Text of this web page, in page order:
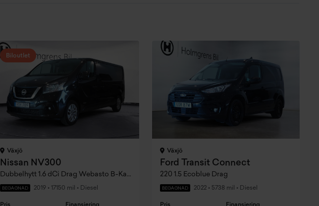
Biloutlet
Växjö
Nissan NV300
Dubbelhytt 1.6 dCi Drag Webasto B-Kamera
BEGAGNAD 2019 • 17150 mil • Diesel
Växjö
Ford Transit Connect
220 1.5 Ecoblue Drag
BEGAGNAD 2022 • 5738 mil • Diesel